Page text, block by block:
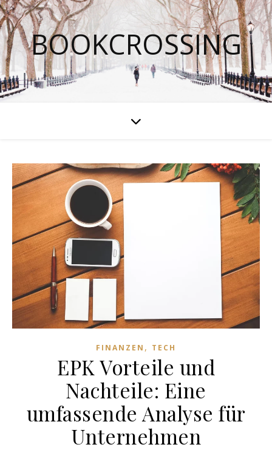
BOOKCROSSING
FINANZEN , TECH
EPK Vorteile und
Nachteile: Eine
umfassende Analyse für
Unternehmen